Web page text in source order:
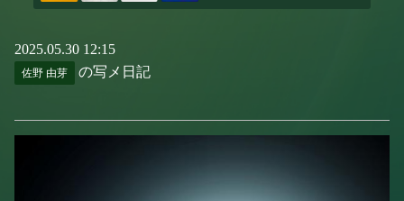
2025.05.30 12:15
佐野 由芽 の写メ日記